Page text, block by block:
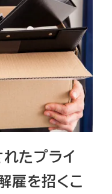
たプライ
雇を招くこ